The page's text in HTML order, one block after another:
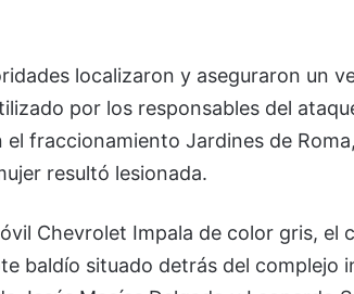
localizaron y aseguraron un
por los responsables del
fraccionamiento Jardines de
resultó lesionada.
Chevrolet Impala de color gris, el
baldío situado detrás del complejo